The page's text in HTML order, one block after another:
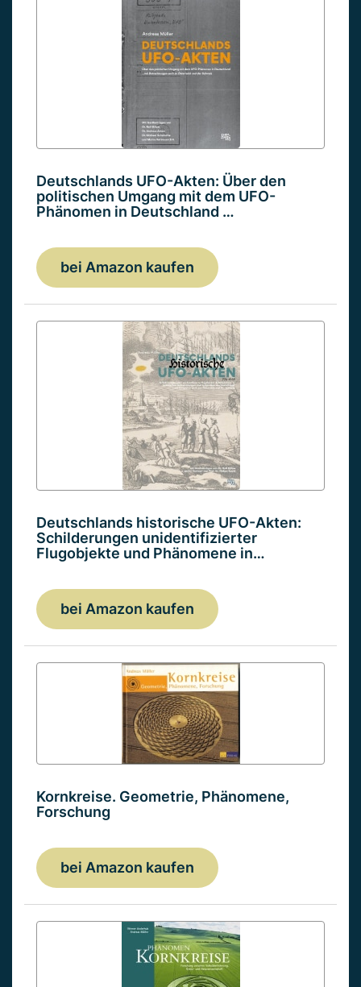
Deutschlands UFO-Akten: Über den
politischen Umgang mit dem UFO-
Phänomen in Deutschland …
bei Amazon kaufen
Deutschlands historische UFO-Akten:
Schilderungen unidentifizierter
Flugobjekte und Phänomene in…
bei Amazon kaufen
Kornkreise. Geometrie, Phänomene,
Forschung
bei Amazon kaufen